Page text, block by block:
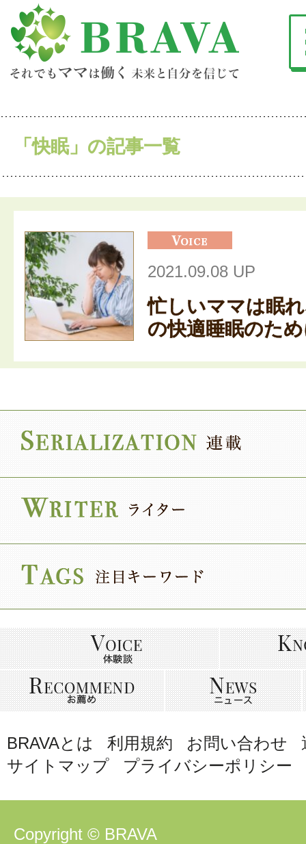
「快眠」の記事一覧
2021.09.08 UP
忙しいママは眠
の快適睡眠のた
BRAVAとは 利用規約 お問い合わせ
サイトマップ
プライバシーポリシー
Copyright © BRAVA